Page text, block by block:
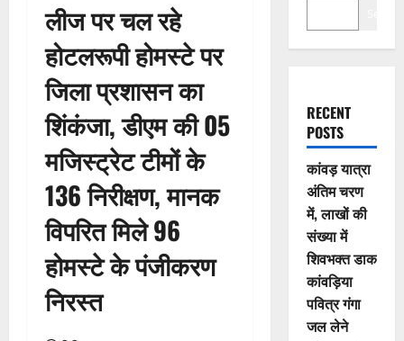
लीज पर चल रहे
होटलरूपी होमस्टे पर
जिला प्रशासन का
शिंकंजा, डीएम की 05
मजिस्ट्रेट टीमों के
136 निरीक्षण, मानक
विपरित मिले 96
होमस्टे के पंजीकरण
निरस्त
RECENT
POSTS
कांवड़ यात्रा
अंतिम चरण
में, लाखों की
संख्या में
शिवभक्त डाक
कांवड़िया
पवित्र गंगा
जल लेने